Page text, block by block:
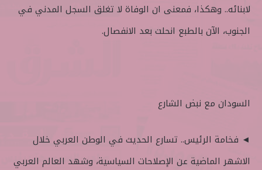
لابنائه.. وهكذا، فمعنى ان الوفاة لا تغلق السجل المدني في
الجنوب، الآن بالطبع انحلت بعد الانفصال.
السودان مع نبض الشارع
◄ فخامة الرئيس.. تسارع الحديث في الوطن العربي خلال
الاشهر الماضية عن الإصلاحات السياسية، وشهد العالم العربي